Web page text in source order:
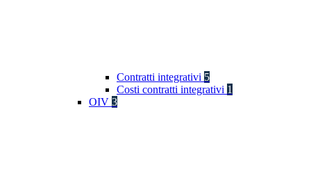
Contratti integrativi 5
Costi contratti integrativi 1
OIV 3